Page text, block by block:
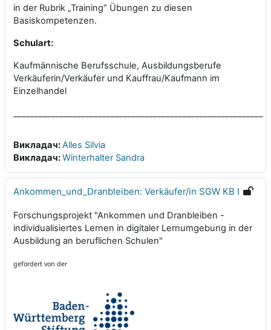
in der Rubrik „Training“ Übungen zu diesen
Basiskompetenzen.
Schulart:
Kaufmännische Berufsschule, Ausbildungsberufe
Verkäuferin/Verkäufer und Kauffrau/Kaufmann im
Einzelhandel
Викладач:Alles Silvia
Викладач:Winterhalter Sandra
Ankommen_und_Dranbleiben: Verkäufer/in SGW KB I
Forschungsprojekt "Ankommen und Dranbleiben -
individualisiertes Lernen in digitaler Lernumgebung in der
Ausbildung an beruflichen Schulen"
gefördert von der